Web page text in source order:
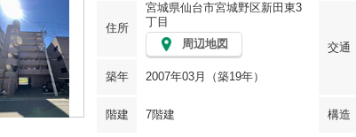
住所
宮城県仙台市宮城野区新田東3
丁目
周辺地図
交通
築年
2007年03月（築19年）
階建 7階建 構造